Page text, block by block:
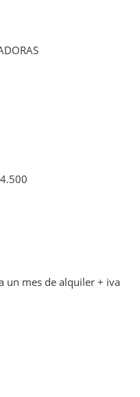
un mes de alquiler + iva